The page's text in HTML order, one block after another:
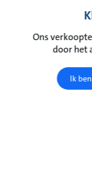
Ons
door het
Ik